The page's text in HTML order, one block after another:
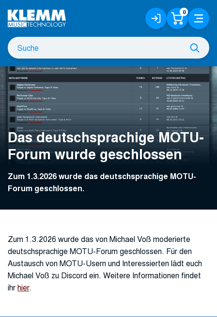
Hauptinhalt
Suche
nach
Anmelden
/
Registrieren
0 Menü
Das deutschsprachige MOTU-
Forum wurde geschlossen
Zum 1.3.2026 wurde das deutschsprachige MOTU-
Forum geschlossen.
Zum 1.3.2026 wurde das von Michael Voß moderierte
deutschsprachige MOTU-Forum geschlossen. Für den
Austausch von MOTU-Usern und Interessierten lädt euch
Michael Voß zu Discord ein. Weitere Informationen findet
ihrhier.